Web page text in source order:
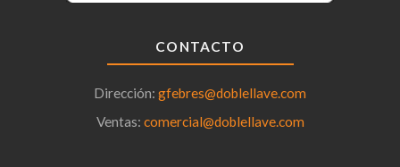
CONTACTO
Dirección: gfebres@doblellave.com
Ventas: comercial@doblellave.com